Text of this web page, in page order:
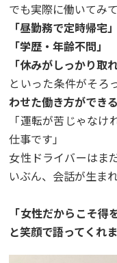
でも実際に働いてみて
「昼勤務で定時帰宅」
「学歴・年齢不問」
「休みがしっかり取れ
といった条件がそろ
わせた働き方ができる
「運転が苦じゃな
仕事です」
女性ドライバーはま
いぶん、会話が生ま
「女性だからこそ得
と笑顔で語ってくれま